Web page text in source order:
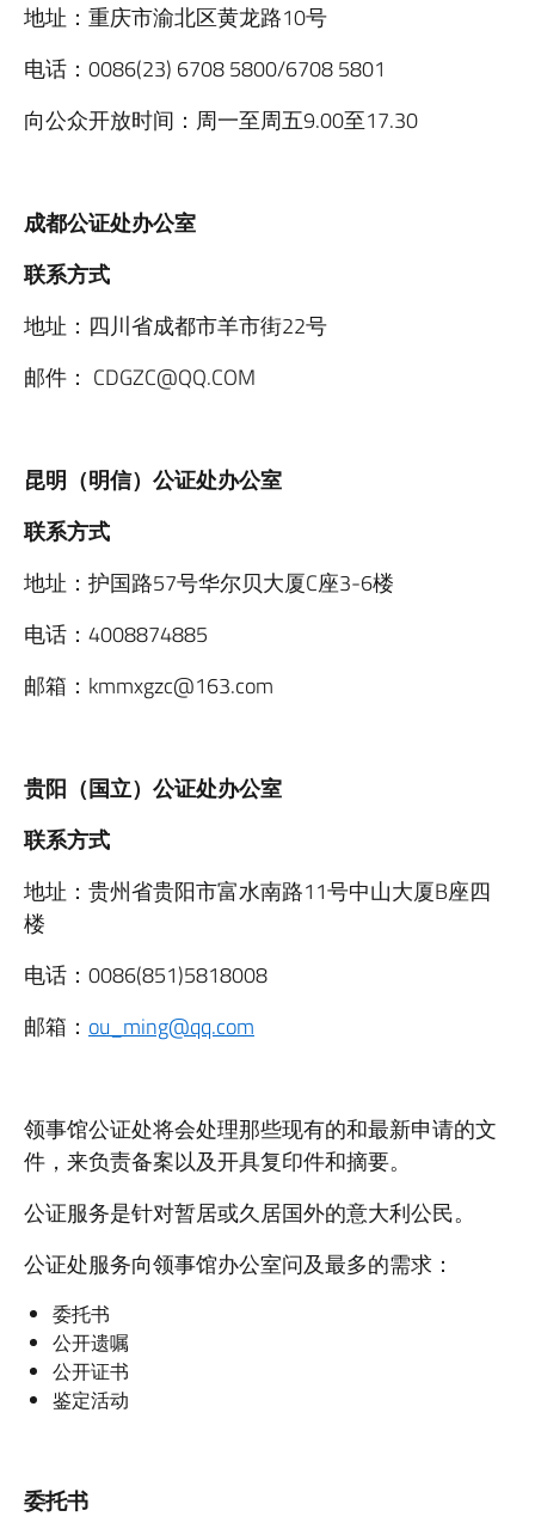
地址：重庆市渝北区黄龙路10号
电话：0086(23) 6708 5800/6708 5801
向公众开放时间：周一至周五9.00至17.30
成都公证处办公室
联系方式
地址：四川省成都市羊市街22号
邮件： CDGZC@QQ.COM
昆明（明信）公证处办公室
联系方式
地址：护国路57号华尔贝大厦C座3-6楼
电话：4008874885
邮箱： kmmxgzc@163.com
贵阳（国立）公证处办公室
联系方式
地址：贵州省贵阳市富水南路11号中山大厦B座四
楼
电话：0086(851)5818008
邮箱： ou_ming@qq.com
领事馆公证处将会处理那些现有的和最新申请的文
件，来负责备案以及开具复印件和摘要。
公证服务是针对暂居或久居国外的意大利公民。
公证处服务向领事馆办公室问及最多的需求：
委托书
公开遗嘱
公开证书
鉴定活动
委托书